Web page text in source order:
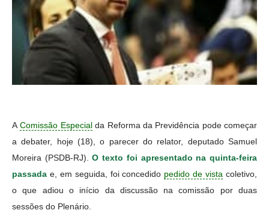
AComissão Especialda Reforma da Previdência pode começar
a debater, hoje (18), o parecer do relator, deputado Samuel
Moreira (PSDB-RJ).O texto foi apresentado na quinta-feira
passada e, em seguida, foi concedido pedido de vista coletivo,
o que adiou o início da discussão na comissão por duas
sessões do Plenário.